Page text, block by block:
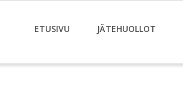
ETUSIVU JÄTEHUOLLOT